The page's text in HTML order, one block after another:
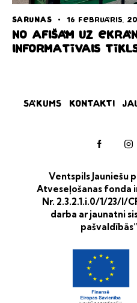
SARUNAS 16 februāris,
No afišām uz
informatīvais
Sākums Kontakti
Ventspils Jauniešu
Atveseļošanas fonda
Nr. 2.3.2.1.i.0/1/23/I/
darba ar jaunatni